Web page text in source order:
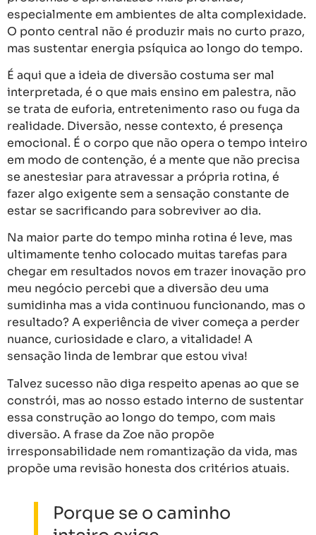
especialmente em ambientes de alta complexidade.
O ponto central não é produzir mais no curto prazo,
mas sustentar energia psíquica ao longo do tempo.
É aqui que a ideia de diversão costuma ser mal
interpretada, é o que mais ensino em palestra, não
se trata de euforia, entretenimento raso ou fuga da
realidade. Diversão, nesse contexto, é presença
emocional. É o corpo que não opera o tempo inteiro
em modo de contenção, é a mente que não precisa
se anestesiar para atravessar a própria rotina, é
fazer algo exigente sem a sensação constante de
estar se sacrificando para sobreviver ao dia.
Na maior parte do tempo minha rotina é leve, mas
ultimamente tenho colocado muitas tarefas para
chegar em resultados novos em trazer inovação pro
meu negócio percebi que a diversão deu uma
sumidinha mas a vida continuou funcionando, mas o
resultado? A experiência de viver começa a perder
nuance, curiosidade e claro, a vitalidade! A
sensação linda de lembrar que estou viva!
Talvez sucesso não diga respeito apenas ao que se
constrói, mas ao nosso estado interno de sustentar
essa construção ao longo do tempo, com mais
diversão. A frase da Zoe não propõe
irresponsabilidade nem romantização da vida, mas
propõe uma revisão honesta dos critérios atuais.
Porque se o caminho